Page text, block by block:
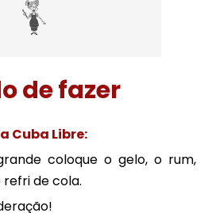
de fazer
Cuba Libre:
coloque o gelo, o rum,
de cola.